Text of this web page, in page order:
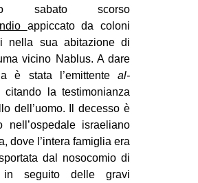
STUDENTI
CULTURE
ARTE
CINEMA
MANIFESTI
MUSICA
RECENSIONI
INTERNAZIONALE
sabato scorso
appiccato da coloni
nella sua abitazione di
vicino Nablus. A dare
è stata l’emittente al-
citando la testimonianza
dell’uomo. Il decesso è
nell’ospedale israeliano
dove l’intera famiglia era
dal nosocomio di
in seguito delle gravi